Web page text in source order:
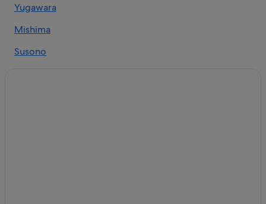
Yugawara
Mishima
Susono